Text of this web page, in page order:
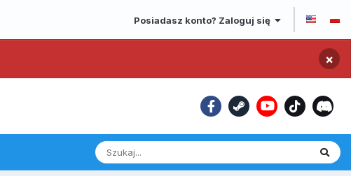
Posiadasz konto? Zaloguj się
×